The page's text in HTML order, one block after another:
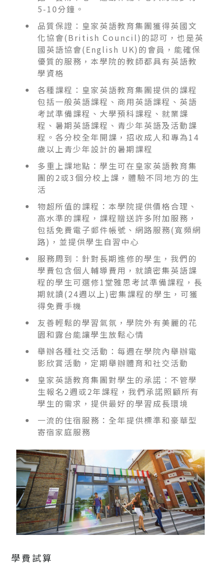
5-10分鐘。
品質保證：皇家英語教育集團獲得英國文
化協會(British Council)的認可，也是英
國英語協會(English UK)的會員，能確保
優質的服務，本學院的教師都具有英語教
學資格
各種課程：皇家英語教育集團提供的課程
包括一般英語課程、商用英語課程、英語
考試準備課程、大學預科課程、就業課
程、暑期英語課程、青少年英語及活動課
程。各分校全年開課，招收成人和專為14
歲以上青少年設計的暑期課程
多重上課地點：學生可在皇家英語教育集
團的2或3個分校上課，體驗不同地方的生
活
物超所值的課程：本學院提供價格合理、
高水準的課程，課程贈送許多附加服務，
包括免費電子郵件帳號、網路服務(寬頻網
路)，並提供學生自習中心
服務周到：針對長期進修的學生，我們的
學費包含個人輔導費用，就讀密集英語課
程的學生可選修1堂雅思考試準備課程，長
期就讀(24週以上)密集課程的學生，可獲
得免費手機
友善輕鬆的學習氣氛，學院外有美麗的花
園和露台能讓學生放鬆心情
舉辦各種社交活動：每週在學院內舉辦電
影欣賞活動，定期舉辦體育和社交活動
皇家英語教育集團對學生的承諾：不管學
生報名2週或2年課程，我們承諾照顧所有
學生的需求，提供最好的學習成長環境
一流的住宿服務：全年提供標準和豪華型
寄宿家庭服務
學費試算